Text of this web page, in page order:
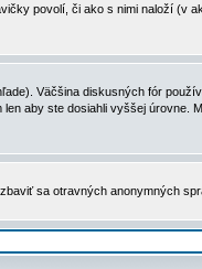
povolí, či ako s nimi naloží (v
Väčšina diskusných fór
aby ste dosiahli vyššej úrovne.
sa otravných anonymných